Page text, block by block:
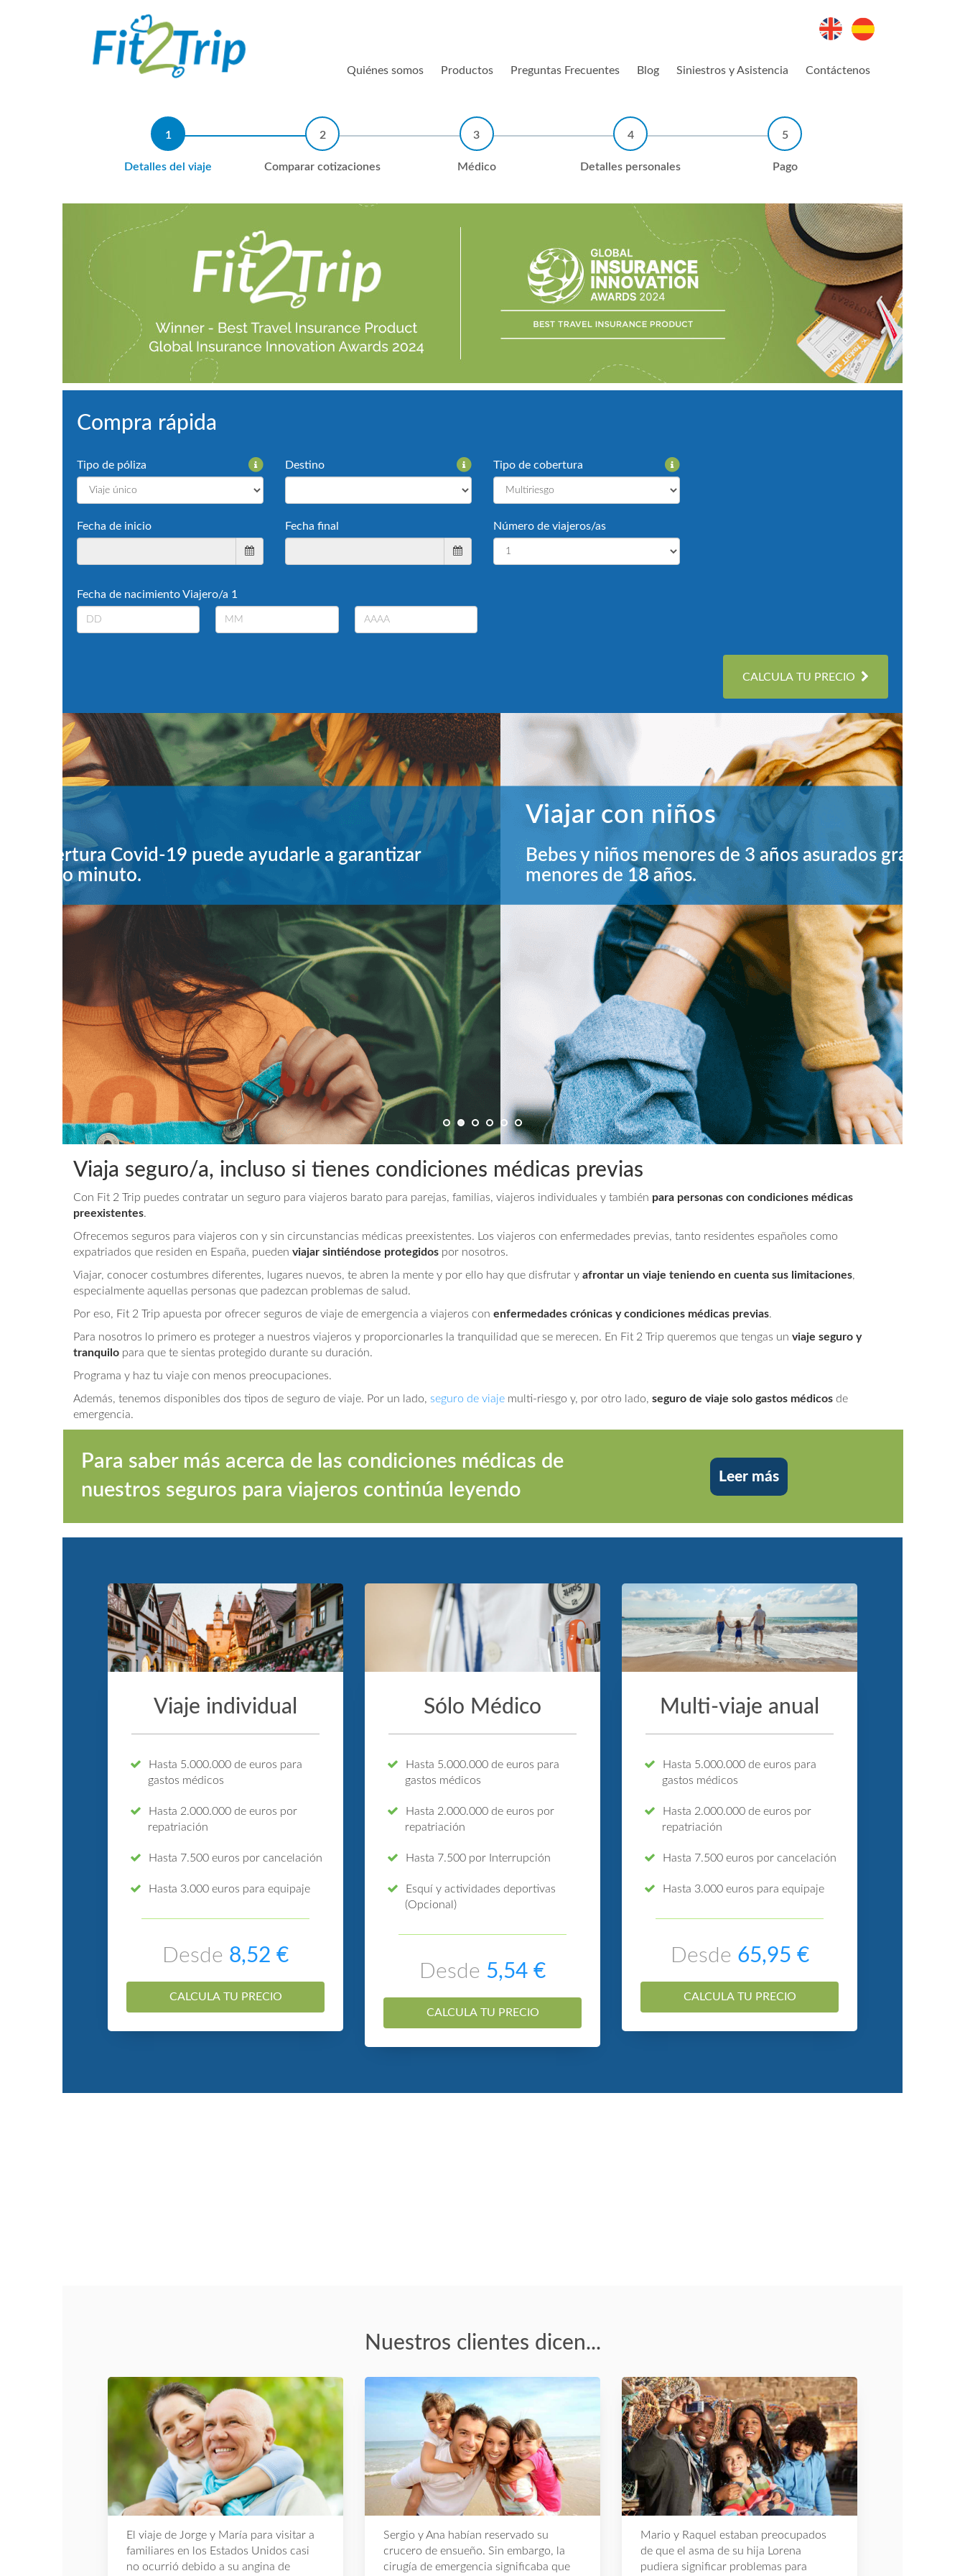
Quiénes somos Productos Preguntas Frecuentes Blog Siniestros y Asistencia Contáctenos
Detalles del viaje Comparar cotizaciones Médico Detalles personales Pago
Compra rápida
Tipo de póliza Destino Tipo de cobertura
Fecha de inicio Fecha final Número de viajeros/as
Fecha de nacimiento Viajero/a 1
CALCULA TU PRECIO
Viajar con niños
Bebes y niños menores de 3 años asurados gratis. Y ofrecemos un 50% de descuento para niños
menores de 18 años.
1 2 3 4 5 6
Viaja seguro/a, incluso si tienes condiciones médicas previas
Con Fit 2 Trip puedes contratar un seguro para viajeros barato para parejas, familias, viajeros individuales y también para personas con condiciones médicas
preexistentes.
Ofrecemos seguros para viajeros con y sin circunstancias médicas preexistentes. Los viajeros con enfermedades previas, tanto residentes españoles como
expatriados que residen en España, pueden viajar sintiéndose protegidos por nosotros.
Viajar, conocer costumbres diferentes, lugares nuevos, te abren la mente y por ello hay que disfrutar y afrontar un viaje teniendo en cuenta sus limitaciones,
especialmente aquellas personas que padezcan problemas de salud.
Por eso, Fit 2 Trip apuesta por ofrecer seguros de viaje de emergencia a viajeros con enfermedades crónicas y condiciones médicas previas.
Para nosotros lo primero es proteger a nuestros viajeros y proporcionarles la tranquilidad que se merecen. En Fit 2 Trip queremos que tengas un viaje seguro y
tranquilo para que te sientas protegido durante su duración.
Programa y haz tu viaje con menos preocupaciones.
Además, tenemos disponibles dos tipos de seguro de viaje. Por un lado, seguro de viaje multi-riesgo y, por otro lado, seguro de viaje solo gastos médicos de
emergencia.
Para saber más acerca de las condiciones médicas de
nuestros seguros para viajeros continúa leyendo
Leer más
Viaje individual
Hasta 5.000.000 de euros para
gastos médicos
Hasta 2.000.000 de euros por
repatriación
Hasta 7.500 euros por cancelación
Hasta 3.000 euros para equipaje
Desde 8,52 €
CALCULA TU PRECIO
Sólo Médico
Hasta 5.000.000 de euros para
gastos médicos
Hasta 2.000.000 de euros por
repatriación
Hasta 7.500 por Interrupción
Esquí y actividades deportivas
(Opcional)
Desde 5,54 €
CALCULA TU PRECIO
Multi-viaje anual
Hasta 5.000.000 de euros para
gastos médicos
Hasta 2.000.000 de euros por
repatriación
Hasta 7.500 euros por cancelación
Hasta 3.000 euros para equipaje
Desde 65,95 €
CALCULA TU PRECIO
Nuestros clientes dicen...
El viaje de Jorge y María para visitar a
familiares en los Estados Unidos casi
no ocurrió debido a su angina de
Sergio y Ana habían reservado su
crucero de ensueño. Sin embargo, la
cirugía de emergencia significaba que
Mario y Raquel estaban preocupados
de que el asma de su hija Lorena
pudiera significar problemas para